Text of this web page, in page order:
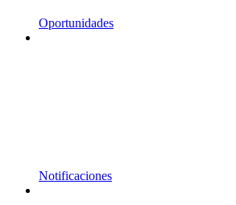
Oportunidades
Notificaciones